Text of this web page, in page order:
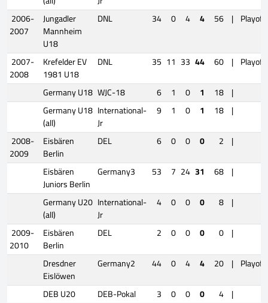
2006-
2007
Jungadler
Mannheim
U18
DNL 34 0 4 4 56 |
2007-
2008
Krefelder EV
1981 U18
DNL 35 11 33 44 60 |
Germany U18 WJC-18 6 1 0 1 18 |
Germany U18
(all)
International-
Jr
9 1 0 1 18 |
2008-
2009
Eisbären
Berlin
DEL 6 0 0 0 2 |
Eisbären
Juniors Berlin
Germany3 53 7 24 31 68 |
Germany U20
(all)
International-
Jr
4 0 0 0 8 |
2009-
2010
Eisbären
Berlin
DEL 2 0 0 0 0 |
Dresdner
Eislöwen
Germany2 44 0 4 4 20 |
DEB U20
DEB-Pokal 3 0 0 0 4 |